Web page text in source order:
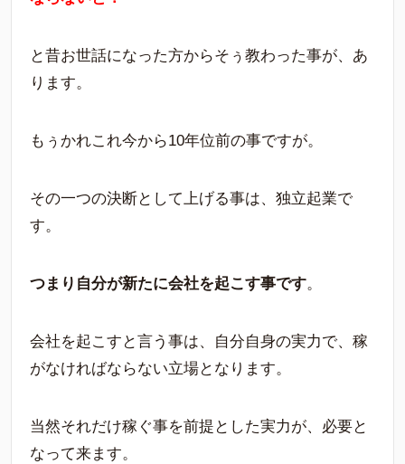
と昔お世話になった方からそぅ教わった事が、あ
ります。
もぅかれこれ今から10年位前の事ですが。
その一つの決断として上げる事は、独立起業で
す。
つまり自分が新たに会社を起こす事です。
会社を起こすと言う事は、自分自身の実力で、稼
がなければならない立場となります。
当然それだけ稼ぐ事を前提とした実力が、必要と
なって来ます。